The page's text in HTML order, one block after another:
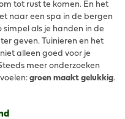
tot rust te komen. En het
naar een spa in de bergen
simpel als je handen in de
geven. Tuinieren en het
alleen goed voor je
meer onderzoeken
groen maakt gelukkig.